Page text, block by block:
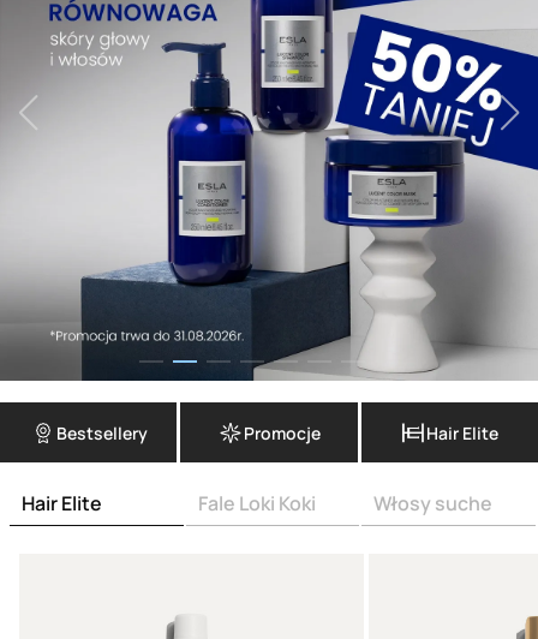
Bestsellery Promocje Hair Elite
Hair Elite Fale Loki Koki Włosy suche